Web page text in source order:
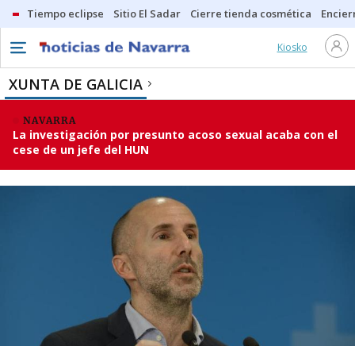
Tiempo eclipse Sitio El Sadar Cierre tienda cosmética
Kiosko
XUNTA DE GALICIA
NAVARRA
La investigación por presunto acoso sexual acaba con el
cese de un jefe del HUN